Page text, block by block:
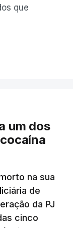
que
de 50 por
reapreciação,
Escola
esteja
dias,
a ser
um dos
na sua
de
da PJ
cinco